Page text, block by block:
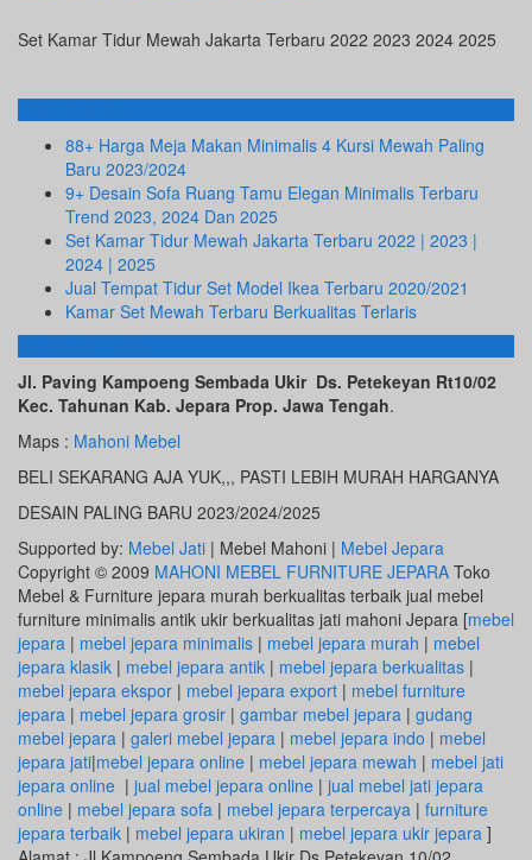
Set Kamar Tidur Mewah Jakarta Terbaru 2022 2023 2024 2025
Info Terbaru
88+ Harga Meja Makan Minimalis 4 Kursi Mewah Paling
Baru 2023/2024
9+ Desain Sofa Ruang Tamu Elegan Minimalis Terbaru
Trend 2023, 2024 Dan 2025
Set Kamar Tidur Mewah Jakarta Terbaru 2022 | 2023 |
2024 | 2025
Jual Tempat Tidur Set Model Ikea Terbaru 2020/2021
Kamar Set Mewah Terbaru Berkualitas Terlaris
ALAMAT KAMI
Jl. Paving Kampoeng Sembada Ukir Ds. Petekeyan Rt10/02
Kec. Tahunan Kab. Jepara Prop. Jawa Tengah.
Maps : Mahoni Mebel
BELI SEKARANG AJA YUK,,, PASTI LEBIH MURAH HARGANYA
DESAIN PALING BARU 2023/2024/2025
Supported by: Mebel Jati | Mebel Mahoni | Mebel Jepara
Copyright © 2009 MAHONI MEBEL FURNITURE JEPARA Toko
Mebel & Furniture jepara murah berkualitas terbaik jual mebel
furniture minimalis antik ukir berkualitas jati mahoni Jepara [mebel
jepara | mebel jepara minimalis | mebel jepara murah | mebel
jepara klasik | mebel jepara antik | mebel jepara berkualitas |
mebel jepara ekspor | mebel jepara export | mebel furniture
jepara | mebel jepara grosir | gambar mebel jepara | gudang
mebel jepara | galeri mebel jepara | mebel jepara indo | mebel
jepara jati|mebel jepara online | mebel jepara mewah | mebel jati
jepara online | jual mebel jepara online | jual mebel jati jepara
online | mebel jepara sofa | mebel jepara terpercaya | furniture
jepara terbaik | mebel jepara ukiran | mebel jepara ukir jepara ]